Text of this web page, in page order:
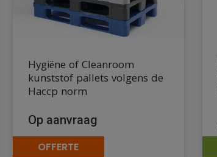
Hygiëne of Cleanroom
kunststof pallets volgens de
Haccp norm
Op aanvraag
OFFERTE